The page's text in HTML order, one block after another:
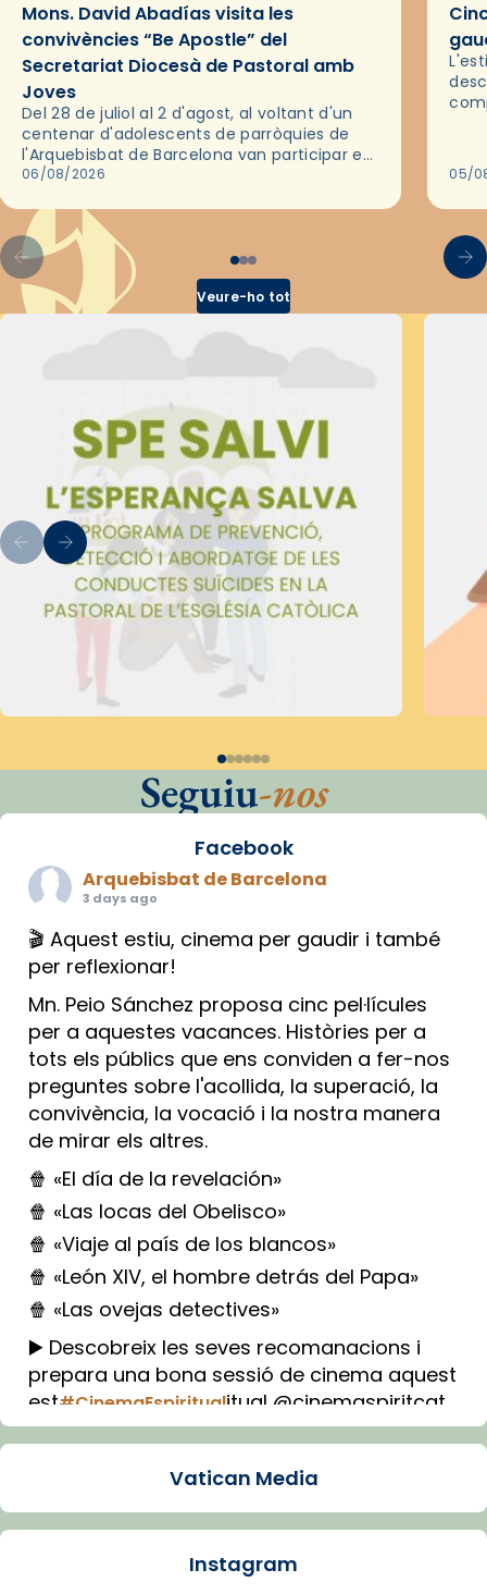
Mons. David Abadías visita les
convivències “Be Apostle” del
Secretariat Diocesà de Pastoral amb
Joves
Del 28 de juliol al 2 d'agost, al voltant d'un
centenar d'adolescents de parròquies de
l'Arquebisbat de Barcelona van participar en
les convivències Be Apostle, organitzades
06/08/2026 05/
Veure-ho tot
Seguiu-nos
Facebook
Arquebisbat de Barcelona
3 days ago
🎬 Aquest estiu, cinema per gaudir i també
per reflexionar!
Mn. Peio Sánchez proposa cinc pel·lícules
per a aquestes vacances. Històries per a
tots els públics que ens conviden a fer-nos
preguntes sobre l'acollida, la superació, la
convivència, la vocació i la nostra manera
de mirar els altres.
🍿 «El día de la revelación»
🍿 «Las locas del Obelisco»
🍿 «Viaje al país de los blancos»
🍿 «León XIV, el hombre detrás del Papa»
🍿 «Las ovejas detectives»
▶️ Descobreix les seves recomanacions i
prepara una bona sessió de cinema aquest
est#CinemaEspiritualitual @cinemaspiritcat
Imatge: Generada amb IA (OpenAI)
Arquebisbat de Barcelona
Vatican Media
Instagram